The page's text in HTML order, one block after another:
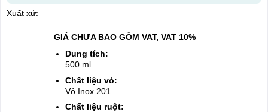
Xuất xứ:
GIÁ CHƯA BAO GỒM VAT, VAT 10%
Dung tích:
500 ml
Chất liệu vỏ:
Vỏ Inox 201
Chất liệu ruột: